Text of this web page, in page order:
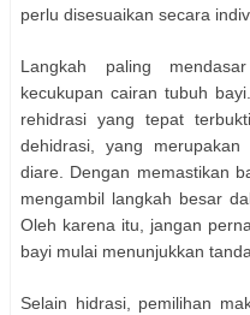
perlu disesuaikan secara
Langkah paling
kecukupan cairan tubuh
rehidrasi yang tepat
dehidrasi, yang
diare. Dengan memastikan
mengambil langkah besar
Oleh karena itu, jangan
bayi mulai menunjukkan
Selain hidrasi, pemilihan